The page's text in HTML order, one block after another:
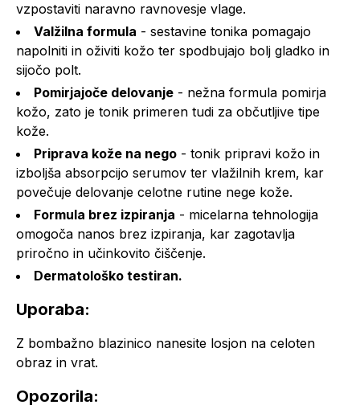
vzpostaviti naravno ravnovesje vlage.
Valžilna formula - sestavine tonika pomagajo
napolniti in oživiti kožo ter spodbujajo bolj gladko in
sijočo polt.
Pomirjajoče delovanje - nežna formula pomirja
kožo, zato je tonik primeren tudi za občutljive tipe
kože.
Priprava kože na nego - tonik pripravi kožo in
izboljša absorpcijo serumov ter vlažilnih krem, kar
povečuje delovanje celotne rutine nege kože.
Formula brez izpiranja - micelarna tehnologija
omogoča nanos brez izpiranja, kar zagotavlja
priročno in učinkovito čiščenje.
Dermatološko testiran.
Uporaba:
Z bombažno blazinico nanesite losjon na celoten
obraz in vrat.
Opozorila: